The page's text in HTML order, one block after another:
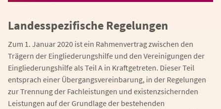
Landesspezifische Regelungen
Zum 1. Januar 2020 ist ein Rahmenvertrag zwischen den
Trägern der Eingliederungshilfe und den Vereinigungen der
Eingliederungshilfe als Teil A in Kraftgetreten. Dieser Teil
entsprach einer Übergangsvereinbarung, in der Regelungen
zur Trennung der Fachleistungen und existenzsichernden
Leistungen auf der Grundlage der bestehenden